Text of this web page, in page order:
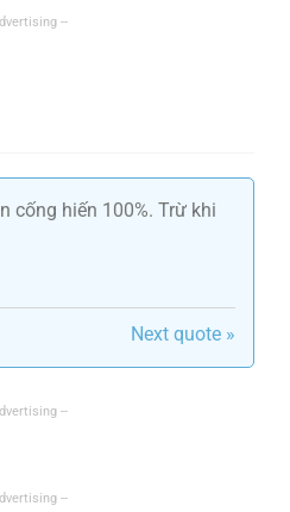
cống hiến 100%. Trừ khi
Next quote »